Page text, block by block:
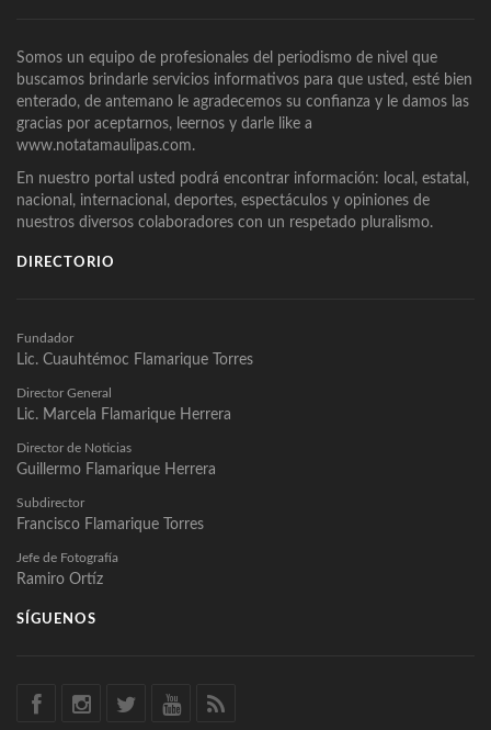
Somos un equipo de profesionales del periodismo de nivel que
buscamos brindarle servicios informativos para que usted, esté bien
enterado, de antemano le agradecemos su confianza y le damos las
gracias por aceptarnos, leernos y darle like a
www.notatamaulipas.com.
En nuestro portal usted podrá encontrar información: local, estatal,
nacional, internacional, deportes, espectáculos y opiniones de
nuestros diversos colaboradores con un respetado pluralismo.
DIRECTORIO
Fundador
Lic. Cuauhtémoc Flamarique Torres
Director General
Lic. Marcela Flamarique Herrera
Director de Noticias
Guillermo Flamarique Herrera
Subdirector
Francisco Flamarique Torres
Jefe de Fotografía
Ramiro Ortíz
SÍGUENOS